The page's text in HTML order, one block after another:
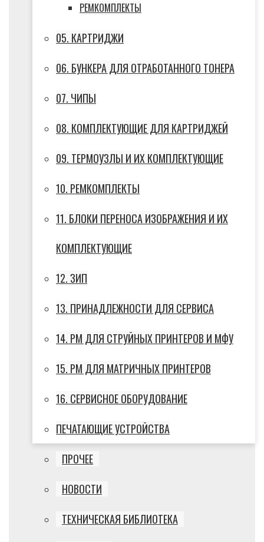
РЕМКОМПЛЕКТЫ
05. КАРТРИДЖИ
06. БУНКЕРА ДЛЯ ОТРАБОТАННОГО ТОНЕРА
07. ЧИПЫ
08. КОМПЛЕКТУЮЩИЕ ДЛЯ КАРТРИДЖЕЙ
09. ТЕРМОУЗЛЫ И ИХ КОМПЛЕКТУЮЩИЕ
10. РЕМКОМПЛЕКТЫ
11. БЛОКИ ПЕРЕНОСА ИЗОБРАЖЕНИЯ И ИХ
КОМПЛЕКТУЮЩИЕ
12. ЗИП
13. ПРИНАДЛЕЖНОСТИ ДЛЯ СЕРВИСА
14. РМ ДЛЯ СТРУЙНЫХ ПРИНТЕРОВ И МФУ
15. РМ ДЛЯ МАТРИЧНЫХ ПРИНТЕРОВ
16. СЕРВИСНОЕ ОБОРУДОВАНИЕ
ПЕЧАТАЮЩИЕ УСТРОЙСТВА
ПРОЧЕЕ
НОВОСТИ
ТЕХНИЧЕСКАЯ БИБЛИОТЕКА